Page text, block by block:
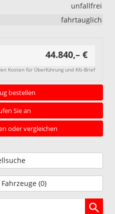
unfallfrei
fahrtauglich
44.840,– €
Kosten für Überführung und Kfz-Brief
bestellen
Sie an
oder vergleichen
(0)